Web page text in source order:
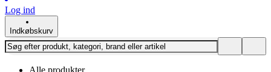
Log ind
Indkøbskurv
Alle produkter